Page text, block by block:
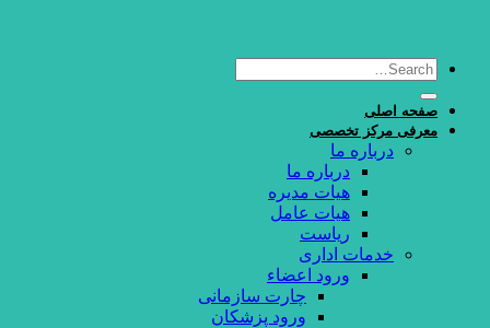
صفحه اصلی
معرفی مرکز تخصصی
درباره ما
درباره ما
هیات مدیره
هیات عامل
ریاست
خدمات اداری
ورود اعضاء
چارت سازمانی
ورود پزشکان